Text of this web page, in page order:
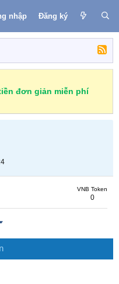
nhập Đăng ký
đơn giản miễn phí
VNB Token
0